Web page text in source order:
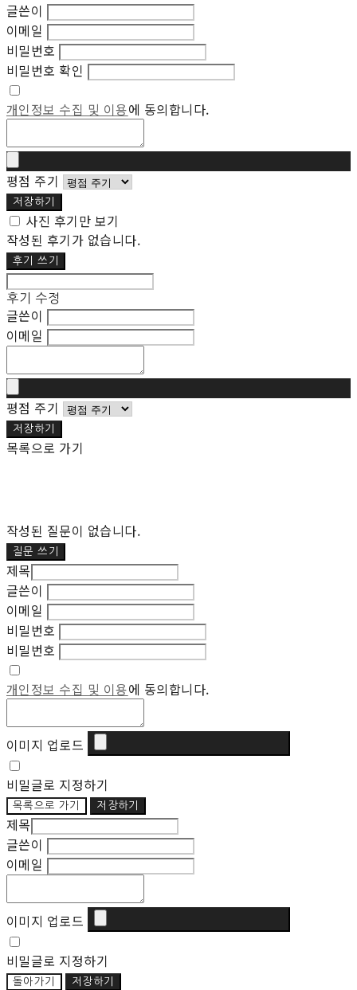
글쓴이
이메일
비밀번호
비밀번호 확인
개인정보 수집 및 이용에 동의합니다.
평점 주기
저장하기
사진 후기만 보기
작성된 후기가 없습니다.
후기 쓰기
후기 수정
글쓴이
이메일
평점 주기
저장하기
목록으로 가기
작성된 질문이 없습니다.
질문 쓰기
제목
글쓴이
이메일
비밀번호
비밀번호
개인정보 수집 및 이용에 동의합니다.
이미지 업로드
비밀글로 지정하기
목록으로 가기 저장하기
제목
글쓴이
이메일
이미지 업로드
비밀글로 지정하기
돌아가기 저장하기